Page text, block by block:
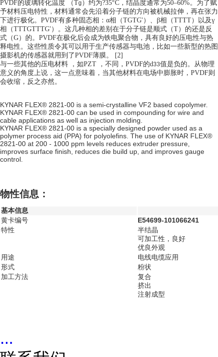
PVDF的玻璃转化温度 （Tg ）约为?35°C，结晶度通常为50–60%。为了赋
予材料压电特性，材料通常会先沿着分子链的方向被机械拉伸，再在张力
下进行极化。PVDF有多种固态相：α相（TGTG'）、β相（TTTT）以及γ
相（TTTGTTTG'）。这几种相的差别在于分子链是顺式（T）的还是反
式（G）的。PVDF在极化后会成为铁电聚合物，具有良好的压电性与热
释电性。这些性质令其可以用于生产传感器与电池，比如一些新型的热图
摄影机的传感器就用到了PVDF薄膜。 [2]
与一些其他的压电材料 ，如PZT ，不同，PVDF的d33值是负的。从物理
意义的角度上说，这一点意味着，当其他材料在电场中膨胀时，PVDF则
会收缩，反之亦然。
KYNAR FLEX® 2821-00 is a semi-crystalline VF2 based copolymer.
KYNAR FLEX® 2821-00 can be used in compounding for wire and
cable applications as well as injection molding.
KYNAR FLEX® 2821-00 is a specially designed powder used as a
polymer process aid (PPA) for polyolefins. The use of KYNAR FLEX®
2821-00 at 200 - 1000 ppm levels reduces extruder pressure,
improves surface finish, reduces die build up, and improves gauge
control.
物性信息：
基本信息
黄卡编号
E54699-101066241
特性
半结晶
可加工性，良好
优良外观
用途
电线电缆应用
形式
粉状
加工方法
复合
挤出
注射成型
...